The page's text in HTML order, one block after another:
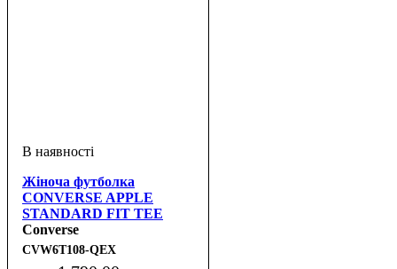
Жіноча футболка
CONVERSE APPLE
STANDARD FIT TEE
Converse
CVW6T108-QEX